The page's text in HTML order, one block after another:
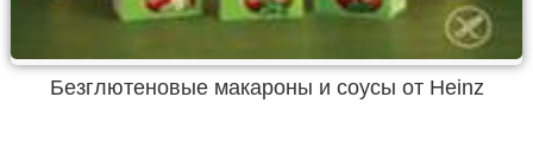
Безглютеновые макароны и соусы от Heinz